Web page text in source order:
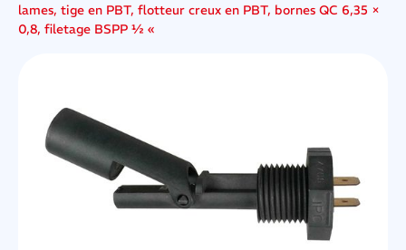
lames, tige en PBT, flotteur creux en PBT, bornes QC 6,35 ×
0,8, filetage BSPP ½ «